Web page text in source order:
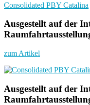
Consolidated PBY Catalina
Ausgestellt auf der
zum Artikel
Ausgestellt auf der